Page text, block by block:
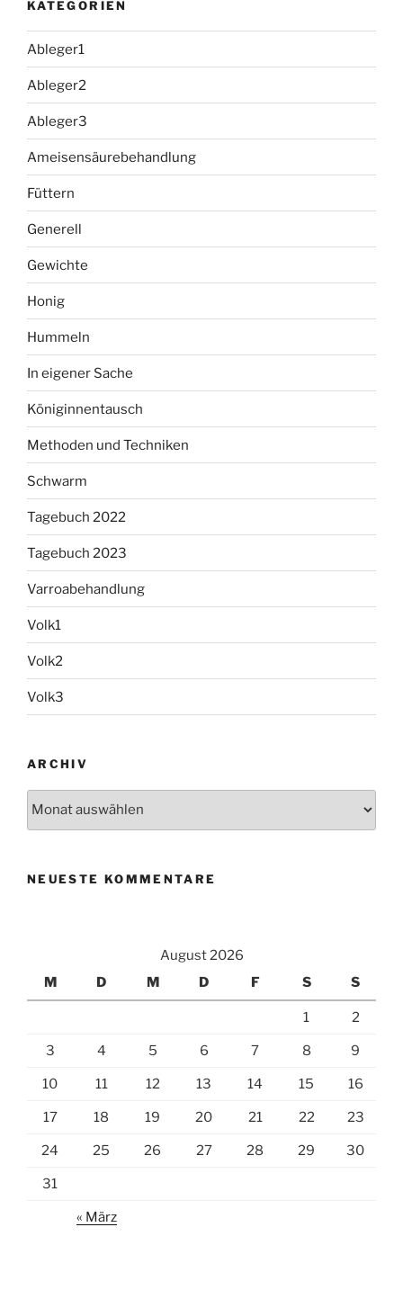
KATEGORIEN
Ableger1
Ableger2
Ableger3
Ameisensäurebehandlung
Füttern
Generell
Gewichte
Honig
Hummeln
In eigener Sache
Königinnentausch
Methoden und Techniken
Schwarm
Tagebuch 2022
Tagebuch 2023
Varroabehandlung
Volk1
Volk2
Volk3
ARCHIV
NEUESTE KOMMENTARE
August 2026
M
D M D F S S
1 2
3 4 5 6 7 8 9
10 11 12 13 14 15 16
17 18 19 20 21 22 23
24 25 26 27 28 29 30
31
« März